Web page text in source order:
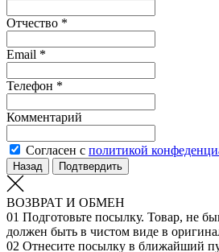
Отчество *
Email *
Телефон *
Комментарий
Согласен с политикой
Назад Подтвердить
ВОЗВРАТ И ОБМЕН
01 Подготовьте посылку. Товар, не
должен быть в чистом виде в
02 Отнесите посылку в ближайший